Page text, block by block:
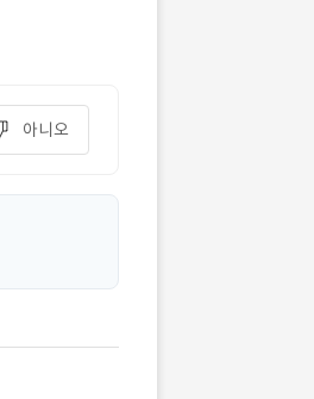
아니오